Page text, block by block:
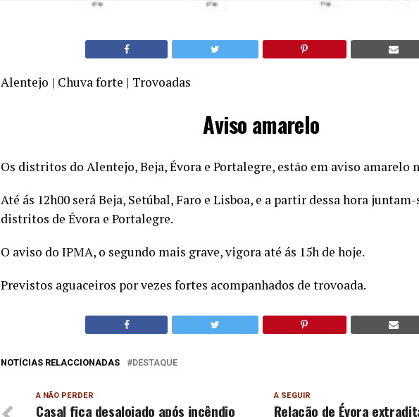
Alentejo | Chuva forte | Trovoadas
Aviso amarelo
Os distritos do Alentejo, Beja, Évora e Portalegre, estão em aviso amarelo
Até ás 12h00 será Beja, Setúbal, Faro e Lisboa, e a partir dessa hora
distritos de Évora e Portalegre.
O aviso do IPMA, o segundo mais grave, vigora até ás 15h de hoje.
Previstos aguaceiros por vezes fortes acompanhados de trovoada.
NOTÍCIAS RELACCIONADAS DESTAQUE
A SEGUIR
Relação de Évora
A NÃO PERDER
Casal fica desalojado após incêndio